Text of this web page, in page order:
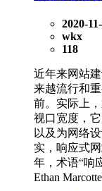
2020-
wkx
118
近年来网站
来越流行和
前。实际上
视口宽度，
以及为网络
实，响应式
年，术语“响
Ethan